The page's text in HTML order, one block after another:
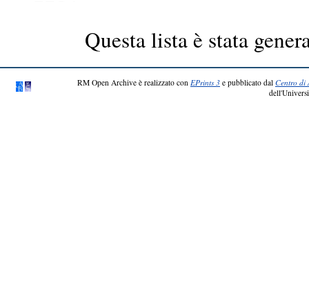
Questa lista è stata
RM Open Archive è realizzato con EPrints 3 e pubblicato dal Centro di